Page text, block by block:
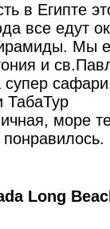
в Египте
все едут
Мы
и
супер
ТабаТур
море
Long